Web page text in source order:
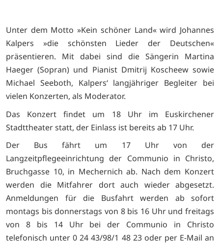
Unter dem Motto »Kein schöner Land« wird Johannes
Kalpers »die schönsten Lieder der Deutschen«
präsentieren. Mit dabei sind die Sängerin Martina
Haeger (Sopran) und Pianist Dmitrij Koscheew sowie
Michael Seeboth, Kalpers‘ langjähriger Begleiter bei
vielen Konzerten, als Moderator.
Das Konzert findet um 18 Uhr im Euskirchener
Stadttheater statt, der Einlass ist bereits ab 17 Uhr.
Der Bus fährt um 17 Uhr von der
Langzeitpflegeeinrichtung der Communio in Christo,
Bruchgasse 10, in Mechernich ab. Nach dem Konzert
werden die Mitfahrer dort auch wieder abgesetzt.
Anmeldungen für die Busfahrt werden ab sofort
montags bis donnerstags von 8 bis 16 Uhr und freitags
von 8 bis 14 Uhr bei der Communio in Christo
telefonisch unter 0 24 43/98/1 48 23 oder per E-Mail an